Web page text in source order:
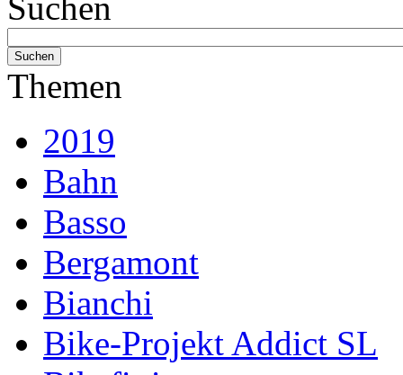
Themen
2019
Bahn
Basso
Bergamont
Bianchi
Bike-Projekt Addict SL